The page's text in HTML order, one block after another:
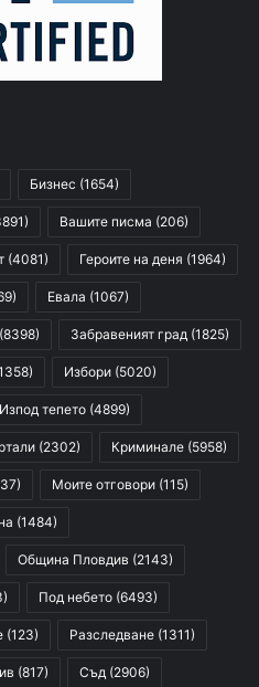
Бизнес (1654)
Вашите писма (206)
(4081) Героите на деня (1964)
Евала (1067)
(8398) Забравеният град (1825)
Избори (5020)
Изпод тепето (4899)
(2302) Криминале (5958)
Моите отговори (115)
(1484)
Община Пловдив (2143)
Под небето (6493)
(123) Разследване (1311)
(817) Съд (2906)